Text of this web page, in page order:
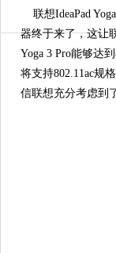
联想IdeaPad
器终于来了，这让
Yoga 3 Pro能够达
将支持802.11ac规
信联想充分考虑到